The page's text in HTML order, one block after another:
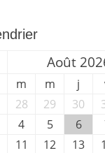
Août
m m j
28 29 30
4 5 6
11 12 13